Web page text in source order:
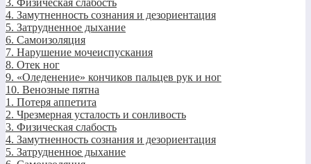
4. Замутненность сознания и дезориентация
5. Затрудненное дыхание
6. Самоизоляция
7. Нарушение мочеиспускания
8. Отек ног
9. «Оледенение» кончиков пальцев рук и ног
10. Венозные пятна
1. Потеря аппетита
2. Чрезмерная усталость и сонливость
3. Физическая слабость
4. Замутненность сознания и дезориентация
5. Затрудненное дыхание